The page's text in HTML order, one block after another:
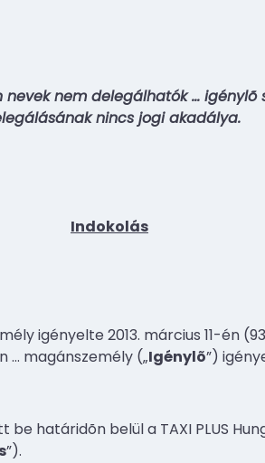
nevek nem delegálhatók… igénylõ
nincs jogi akadálya.
Indokolás
igényelte 2013. március 11-én
… magánszemély („Igénylõ”)
határidõn belül a TAXI PLUS
”).